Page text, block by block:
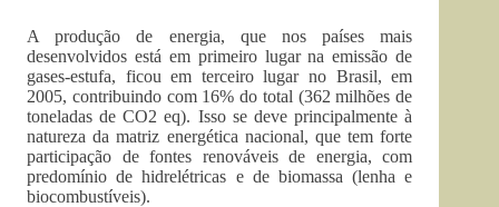
A produção de energia, que nos países mais
desenvolvidos está em primeiro lugar na emissão de
gases-estufa, ficou em terceiro lugar no Brasil, em
2005, contribuindo com 16% do total (362 milhões de
toneladas de CO2 eq). Isso se deve principalmente à
natureza da matriz energética nacional, que tem forte
participação de fontes renováveis de energia, com
predomínio de hidrelétricas e de biomassa (lenha e
biocombustíveis).